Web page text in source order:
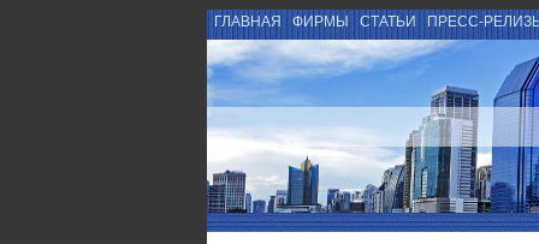
ГЛАВНАЯ ФИРМЫ СТАТЬИ ПРЕСС-